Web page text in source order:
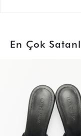
En Çok